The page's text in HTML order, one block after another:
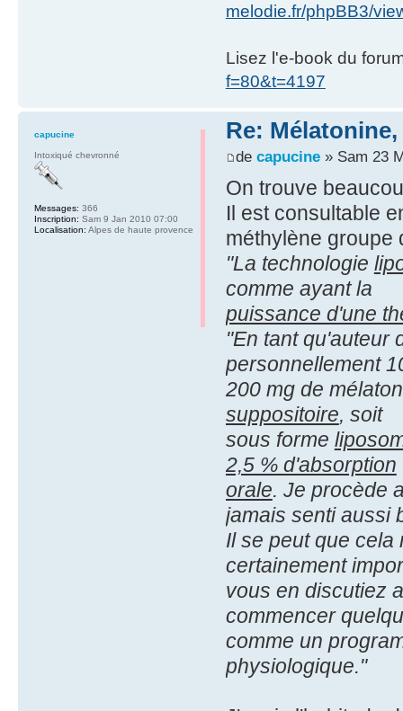
melodie.fr/phpBB3/
Lisez l'e-book du
f=80&t=4197
Re:
de capucine» Sam 23
On trouve
Il est consultable
méthylène groupe
"La technologie
comme ayant la
puissance d'une
"En tant qu'auteur
personnellement
200 mg de
suppositoire, soit
sous forme
2,5 % d'absorption
orale. Je procède
jamais senti aussi
Il se peut que cela
certainement
vous en discutiez
commencer
comme un
physiologique."
capucine
Intoxiqué chevronné
Messages: 366
Inscription: Sam 9 Jan 2010 07:00
Localisation: Alpes de haute provence